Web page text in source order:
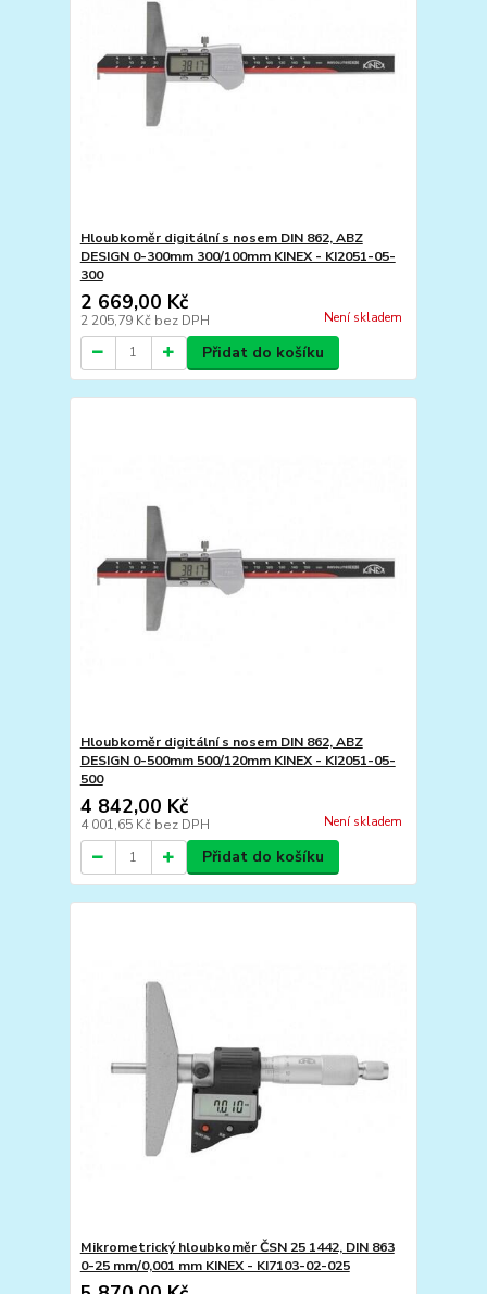
Hloubkoměr digitální s nosem DIN 862, ABZ
DESIGN 0-300mm 300/100mm KINEX - KI2051-05-
300
2 669,00 Kč
2 205,79 Kč bez DPH Není skladem
Přidat do košíku
Hloubkoměr digitální s nosem DIN 862, ABZ
DESIGN 0-500mm 500/120mm KINEX - KI2051-05-
500
4 842,00 Kč
4 001,65 Kč bez DPH Není skladem
Přidat do košíku
Mikrometrický hloubkoměr ČSN 25 1442, DIN 863
0-25 mm/0,001 mm KINEX - KI7103-02-025